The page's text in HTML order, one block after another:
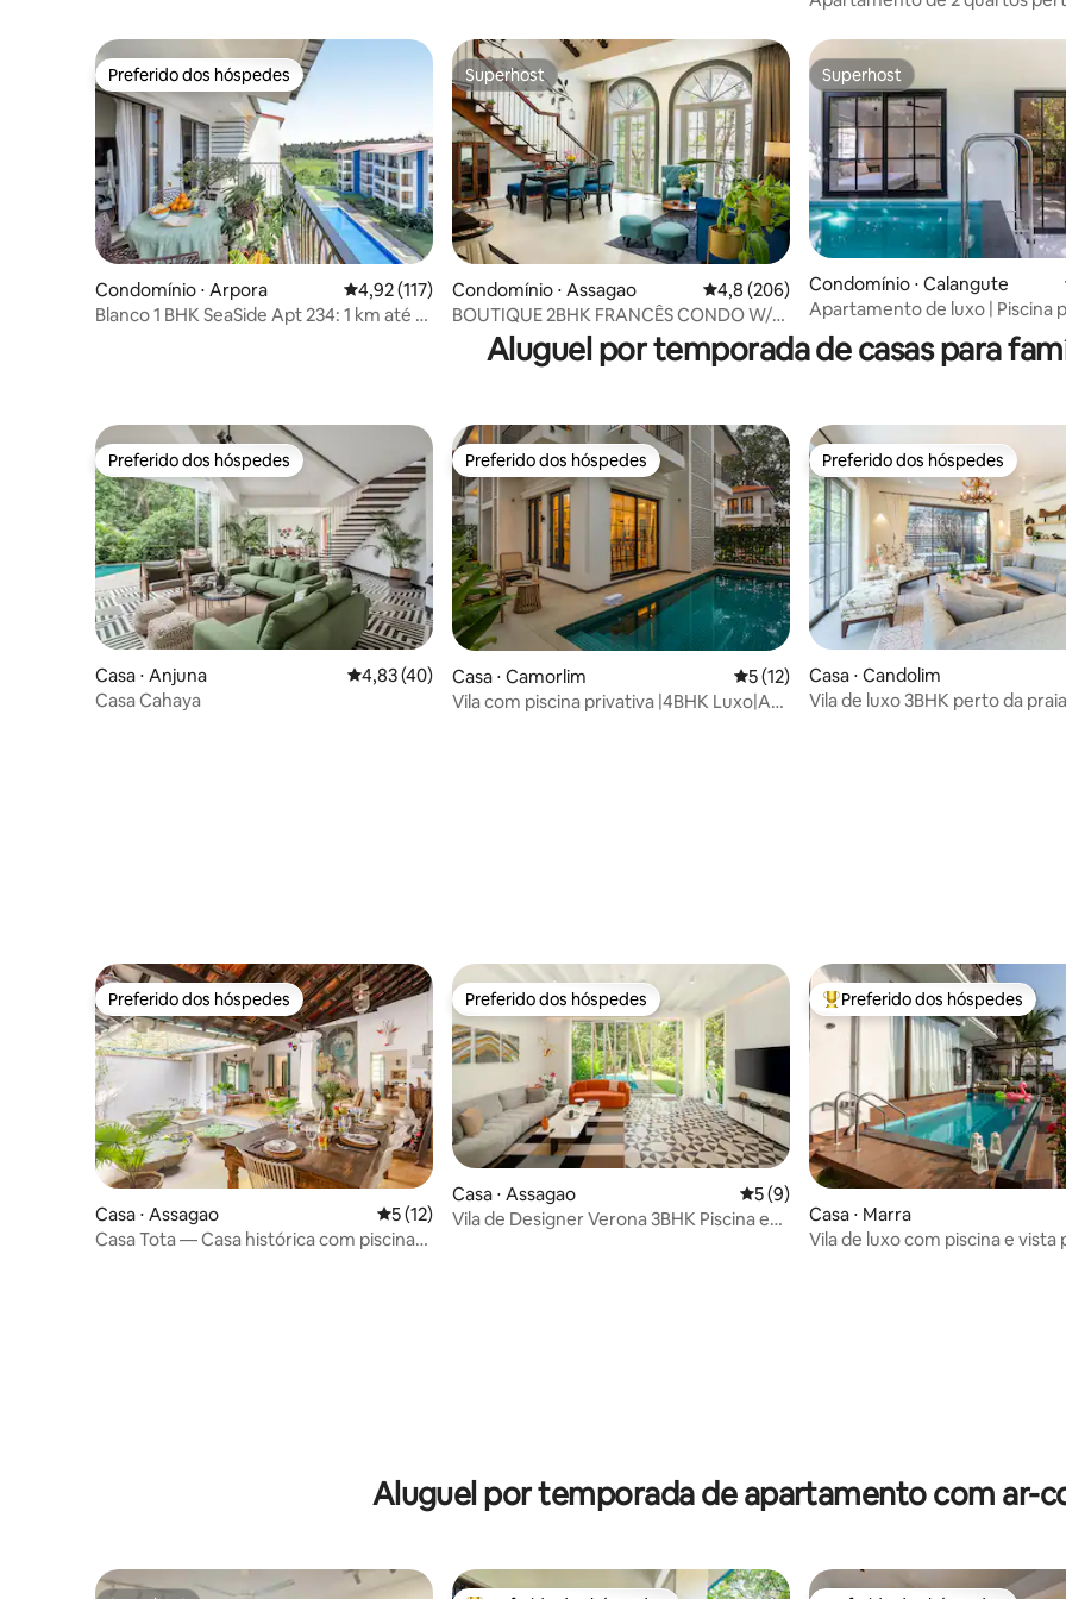
mobiliado
Preferido dos hóspedes
Preferido dos hóspedes
Condomínio ⋅ Arpora 4,92 de uma avaliação média de 5, 117 avaliações
4,92 (117)
Blanco 1 BHK SeaSide Apt 234: 1 km até a
Superhost
Superhost
Condomínio ⋅ Assagao 4,8 de uma avaliação média de 5, 206
4,8 (206)
BOUTIQUE 2BHK FRANCÊS CONDO W/
WIFI & PISCINA ASSAGAO
Superhost
Superhost
Condomínio ⋅ Calangute
Apartamento de luxo | Piscina
6 minutos da praia
Aluguel por temporada de casas para
Preferido dos hóspedes
Preferido dos hóspedes
Casa ⋅ Anjuna 4,83 de uma avaliação média de 5, 40 avaliações
4,83 (40)
Casa Cahaya
Preferido dos hóspedes
Preferido dos hóspedes
Casa ⋅ Camorlim 5 de uma avaliação média de 5, 12
5 (12)
Vila com piscina privativa |4BHK Luxo|A
Preferido dos hóspedes
Preferido dos hóspedes
Casa ⋅ Candolim
Vila de luxo 3BHK perto da praia
Preferido dos hóspedes
Preferido dos hóspedes
Casa ⋅ Assagao 5 de uma avaliação média de 5, 12 avaliações
5 (12)
Casa Tota — Casa histórica com piscina
Preferido dos hóspedes
Preferido dos hóspedes
Casa ⋅ Assagao 5 de uma avaliação média de 5, 9
5 (9)
Vila de Designer Verona 3BHK Piscina e
Entre os melhores preferidos
Preferido dos hóspedes
Casa ⋅ Marra
Vila de luxo com piscina e vista
Aluguel por temporada de apartamento com ar-